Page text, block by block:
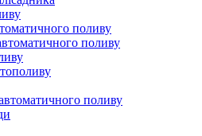
поливу
поливу
поливу